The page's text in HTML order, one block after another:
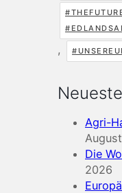
,
Agri-
Die
2026